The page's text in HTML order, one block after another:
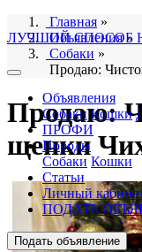
ЛУЧШИЙ СПОСОБ
Объявления
Собаки Кошки
ПРОФИ
Породы
Собаки Кошки
Статьи
Личный
ПОДАТЬ
Подать объявление
Главная »
Объявления»
Собаки »
Продаю:
Продаю:
щенки